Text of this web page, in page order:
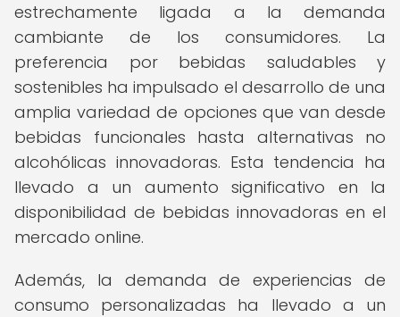
estrechamente ligada a la demanda
cambiante de los consumidores. La
preferencia por bebidas saludables y
sostenibles ha impulsado el desarrollo de una
amplia variedad de opciones que van desde
bebidas funcionales hasta alternativas no
alcohólicas innovadoras. Esta tendencia ha
llevado a un aumento significativo en la
disponibilidad de bebidas innovadoras en el
mercado online.
Además, la demanda de experiencias de
consumo personalizadas ha llevado a un